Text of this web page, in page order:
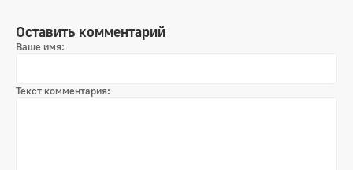
Оставить комментарий
Ваше имя:
Текст комментария: